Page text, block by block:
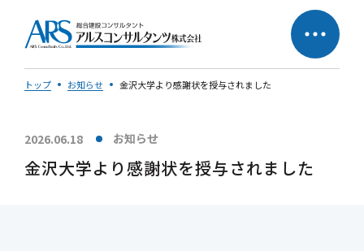
取り組み
トップ お知らせ 金沢大学より感謝状を授与されました
2026.06.18 お知らせ
金沢大学より感謝状を授与されました